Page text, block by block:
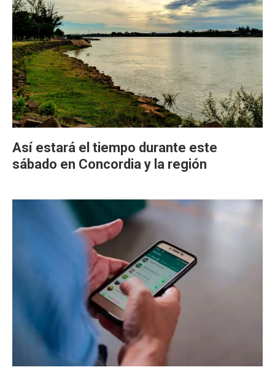
Así estará el tiempo durante este
sábado en Concordia y la región